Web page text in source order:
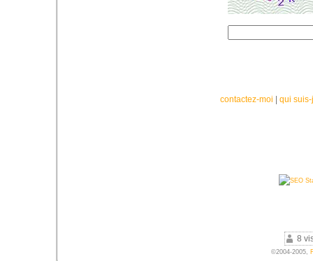
contactez-moi qui
8
©2004-2005,